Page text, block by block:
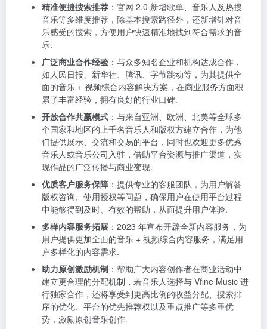
精准便捷搜索推荐 ：官网 2.0 新增歌单、音乐人及热搜
音乐等多维度推荐，除基本搜索路径外，还新增针对音
乐感受的搜索，方便用户快速精准地找到符合需求的音
乐.
广泛商业合作经验 ：与众多知名企业和机构达成合作，
如人民日报、新华社、腾讯、字节跳动等，为其提供全
面的音乐 + 视频综合内容解决方案，在商业服务方面积
累了丰富经验，拥有良好的行业口碑.
开放合作共赢模式 ：与来自亚洲、欧洲、北美等全球多
个国家和地区的上千名音乐人和版权方建立合作，为他
们提供展示、交流和交易的平台，同时也欢迎更多优秀
音乐人或音乐公司入驻，借助平台资源与推广渠道，实
现作品的广泛传播与商业变现.
优质客户服务保障 ：提供专业的客服团队，为用户解答
版权咨询、使用授权等问题，确保用户在使用平台过程
中能够得到及时、有效的帮助，从而提升用户体验.
多样内容服务拓展 ：2023 年宣布开辟全新内容服务，为
用户提供更加全面的音乐 + 视频综合内容服务，满足用
户多样化的内容需求.
助力原创激励机制 ：帮助广大内容创作者在商业活动中
建立更合理的分配机制，若音乐人选择与 Vfine Music 进
行独家合作，还将享受到更高比例的收益分配、搜索排
序的优化、平台的优先推荐权以及重点推广等多重优
势，激励原创音乐创作.